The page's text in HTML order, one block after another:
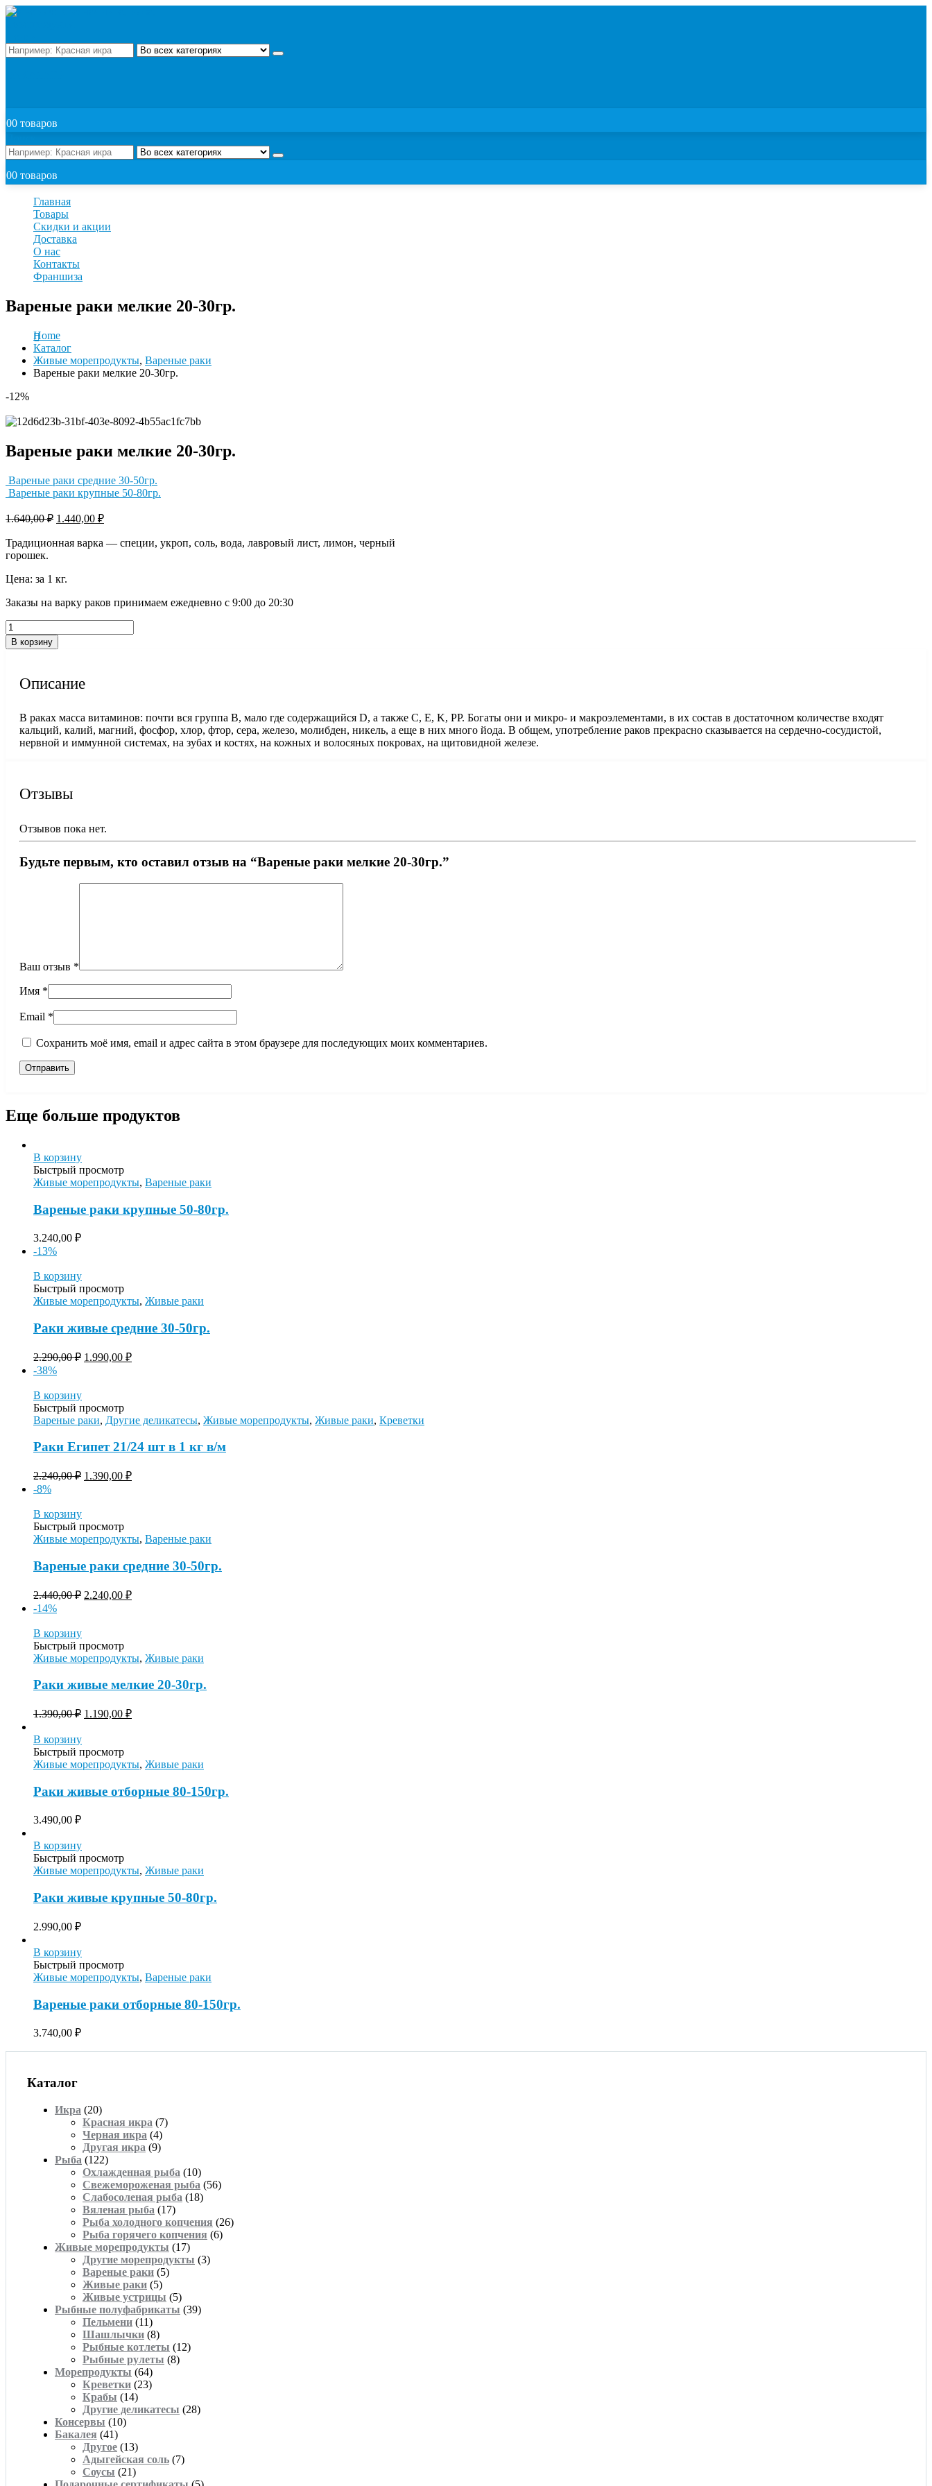
00 товаров
00 товаров
Главная
Товары
Скидки и акции
Доставка
О нас
Контакты
Франшиза
Вареные раки мелкие 20-30гр.
Home
Каталог
Живые морепродукты, Вареные раки
Вареные раки мелкие 20-30гр.
-12%
Вареные раки мелкие 20-30гр.
Вареные раки средние 30-50гр.
Вареные раки крупные 50-80гр.
1.640,00₽ 1.440,00 ₽
Традиционная варка — специи, укроп, соль, вода, лавровый лист, лимон, черный
горошек.
Цена: за 1 кг.
Заказы на варку раков принимаем ежедневно с 9:00 до 20:30
В корзину
Описание
В раках масса витаминов: почти вся группа B, мало где содержащийся D, а также C, E, K, PP. Богаты они и микро- и макроэлементами, в их состав в достаточном количестве входят
кальций, калий, магний, фосфор, хлор, фтор, сера, железо, молибден, никель, а еще в них много йода. В общем, употребление раков прекрасно сказывается на сердечно-сосудистой,
нервной и иммунной системах, на зубах и костях, на кожных и волосяных покровах, на щитовидной железе.
Отзывы
Отзывов пока нет.
Будьте первым, кто оставил отзыв на “Вареные раки мелкие 20-30гр.”
Ваш отзыв *
Имя *
Email *
Сохранить моё имя, email и адрес сайта в этом браузере для последующих моих комментариев.
Еще больше продуктов
В корзину
Быстрый просмотр
Живые морепродукты, Вареные раки
Вареные раки крупные 50-80гр.
3.240,00 ₽
-13%
В корзину
Быстрый просмотр
Живые морепродукты, Живые раки
Раки живые средние 30-50гр.
2.290,00₽ 1.990,00 ₽
-38%
В корзину
Быстрый просмотр
Вареные раки, Другие деликатесы, Живые морепродукты, Живые раки, Креветки
Раки Египет 21/24 шт в 1 кг в/м
2.240,00₽ 1.390,00 ₽
-8%
В корзину
Быстрый просмотр
Живые морепродукты, Вареные раки
Вареные раки средние 30-50гр.
2.440,00₽ 2.240,00 ₽
-14%
В корзину
Быстрый просмотр
Живые морепродукты, Живые раки
Раки живые мелкие 20-30гр.
1.390,00₽ 1.190,00 ₽
В корзину
Быстрый просмотр
Живые морепродукты, Живые раки
Раки живые отборные 80-150гр.
3.490,00 ₽
В корзину
Быстрый просмотр
Живые морепродукты, Живые раки
Раки живые крупные 50-80гр.
2.990,00 ₽
В корзину
Быстрый просмотр
Живые морепродукты, Вареные раки
Вареные раки отборные 80-150гр.
3.740,00 ₽
Каталог
Икра (20)
Красная икра (7)
Черная икра (4)
Другая икра (9)
Рыба (122)
Охлажденная рыба (10)
Свежемороженая рыба (56)
Слабосоленая рыба (18)
Вяленая рыба (17)
Рыба холодного копчения (26)
Рыба горячего копчения (6)
Живые морепродукты (17)
Другие морепродукты (3)
Вареные раки (5)
Живые раки (5)
Живые устрицы (5)
Рыбные полуфабрикаты (39)
Пельмени (11)
Шашлычки (8)
Рыбные котлеты (12)
Рыбные рулеты (8)
Морепродукты (64)
Креветки (23)
Крабы (14)
Другие деликатесы (28)
Консервы (10)
Бакалея (41)
Другое (13)
Адыгейская соль (7)
Соусы (21)